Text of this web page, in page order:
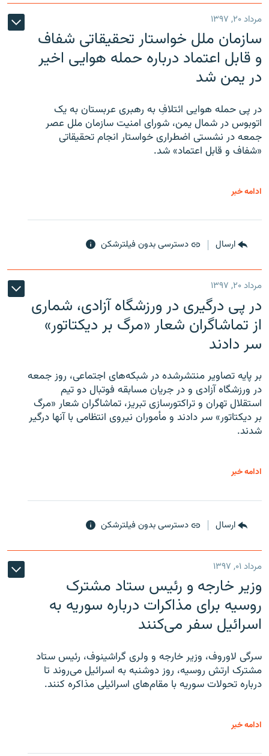
مرداد ۲۰, ۱۳۹۷
سازمان ملل خواستار تحقیقاتی شفاف
و قابل اعتماد درباره حمله هوایی اخیر
در یمن شد
در پی حمله هوایی ائتلافِ به رهبری عربستان به یک
اتوبوس در شمال یمن، شورای امنیت سازمان ملل عصر
جمعه در نشستی اضطراری خواستار انجام تحقیقاتی
«شفاف و قابل اعتماد» شد.
ادامه خبر
ارسال دسترسی بدون فیلترشکن
مرداد ۲۰, ۱۳۹۷
در پی درگیری در ورزشگاه آزادی، شماری
از تماشاگران شعار «مرگ بر دیکتاتور»
سر دادند
بر پایه تصاویر منتشرشده در شبکه‌های اجتماعی، روز جمعه
در ورزشگاه آزادی و در جریان مسابقه فوتبال دو تیم
استقلال تهران و تراکتورسازی تبریز، تماشاگران شعار «مرگ
بر دیکتاتور» سر دادند و مأموران نیروی انتظامی با آنها درگیر
شدند.
ادامه خبر
ارسال دسترسی بدون فیلترشکن
مرداد ۰۱, ۱۳۹۷
وزیر خارجه و رئیس‌ ستاد مشترک
روسیه برای مذاکرات درباره سوریه به
اسرائیل سفر می‌کنند
سرگی لاوروف، وزیر خارجه و ولری گراشینوف، رئیس ستاد
مشترک ارتش روسیه، روز دوشنبه به اسرائیل می‌روند تا
درباره تحولات سوریه با مقام‌های اسرائیلی مذاکره کنند.
ادامه خبر